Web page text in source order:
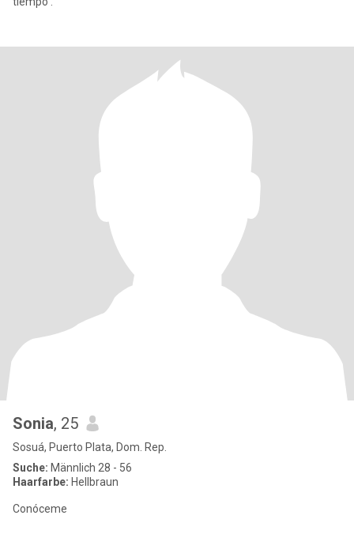
Sonia, 25
Sosuá, Puerto Plata, Dom. Rep.
Suche: Männlich 28 - 56
Haarfarbe: Hellbraun
Conóceme